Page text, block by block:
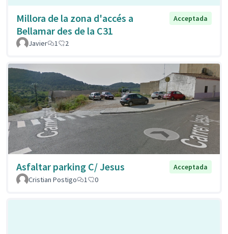
Millora de la zona d'accés a
Bellamar des de la C31
Acceptada
Javier 1 2
Asfaltar parking C/ Jesus
Acceptada
Cristian Postigo
1 0